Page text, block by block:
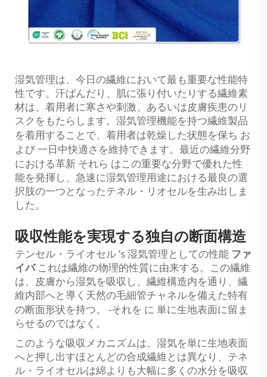
湿気管理は、今日の繊維において最も重要な性能特
性です。汗ばんだり、肌に張り付いたりする繊維素
材は、着用者に寒さや刺激、あるいは皮膚疾患のリ
スクをもたらします。湿気管理機能を持つ繊維製品
を着用することで、着用者は乾燥した状態を保ち お
よび 一日中快適さを維持できます。最近の繊維分野
における革新 それら はこの重要な分野で優れた性
能を発揮し、急速に湿気管理用途における最良の選
択肢の一つとなったテネル・リオセルを生み出しま
した。
吸収性能を実現する独自の断面構造
テンセル・ライオセル ’s 湿気管理としての性能 ファ
イバ これは繊維の物理的性質に由来する。この繊維
は、皮膚から湿気を吸収し、繊維構造内を通り、繊
維内部へと導く天然の毛細管チャネルを備えた特有
の断面形状を持つ。 -それを に 単に生地表面に留ま
らせるのではなく。
このような吸収メカニズムは、湿気を単に生地表面
へと押し出すほとんどの合成繊維とは異なり、テネ
ル・ライオセルは綿よりも大幅に多くの水分を吸収